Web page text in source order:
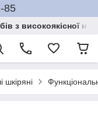
85
з високоякісної
шкіряні